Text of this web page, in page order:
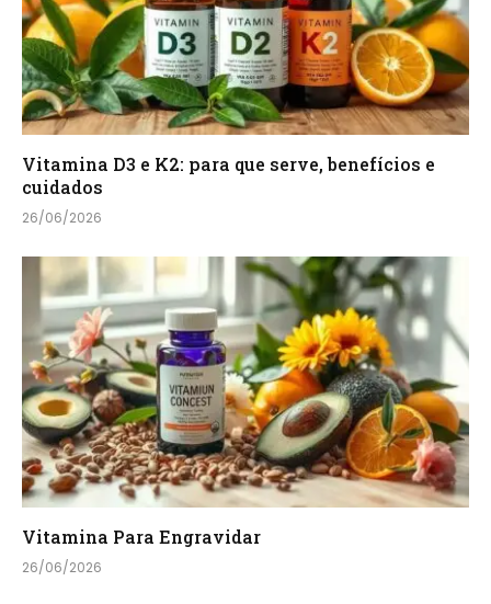
Vitamina D3 e K2: para que serve, benefícios e
cuidados
26/06/2026
Vitamina Para Engravidar
26/06/2026